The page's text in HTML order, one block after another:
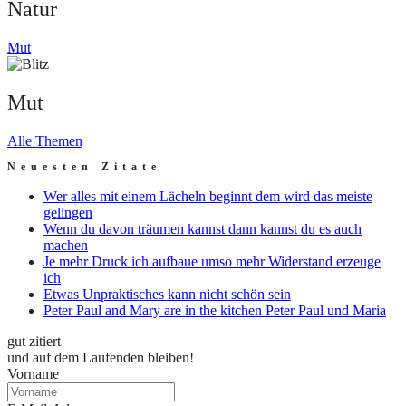
Natur
Mut
Mut
Alle Themen
Neuesten Zitate
Wer alles mit einem Lächeln beginnt dem wird das meiste
gelingen
Wenn du davon träumen kannst dann kannst du es auch
machen
Je mehr Druck ich aufbaue umso mehr Widerstand erzeuge
ich
Etwas Unpraktisches kann nicht schön sein
Peter Paul and Mary are in the kitchen Peter Paul und Maria
gut zitiert
und auf dem Laufenden bleiben!
Vorname